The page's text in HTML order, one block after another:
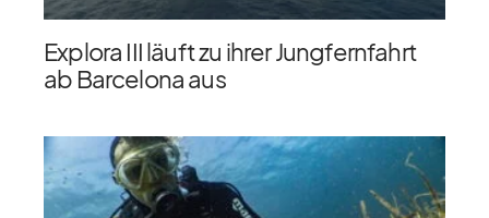
Explora III läuft zu ihrer Jungfernfahrt
ab Barcelona aus